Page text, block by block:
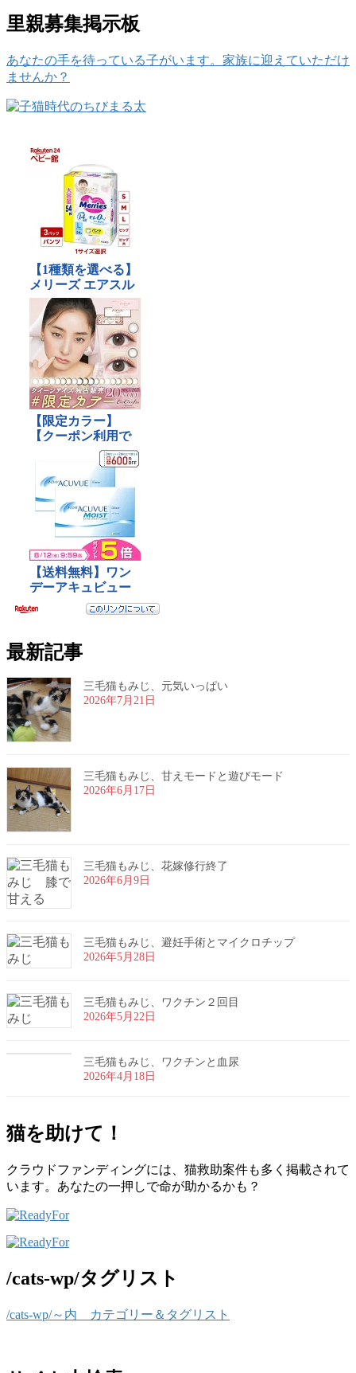
里親募集掲示板
あなたの手を待っている子がいます。家族に迎えていただけ
ませんか？
最新記事
三毛猫もみじ、元気いっぱい
2026年7月21日
三毛猫もみじ、甘えモードと遊びモード
2026年6月17日
三毛猫もみじ、花嫁修行終了
2026年6月9日
三毛猫もみじ、避妊手術とマイクロチップ
2026年5月28日
三毛猫もみじ、ワクチン２回目
2026年5月22日
三毛猫もみじ、ワクチンと血尿
2026年4月18日
猫を助けて！
クラウドファンディングには、猫救助案件も多く掲載されて
います。あなたの一押しで命が助かるかも？
/cats-wp/タグリスト
/cats-wp/～内 カテゴリー＆タグリスト